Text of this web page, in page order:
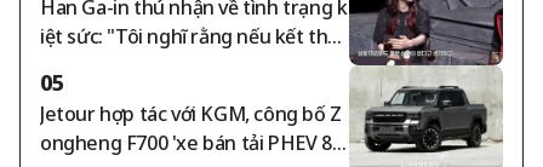
Han Ga-in thú nhận về tình trạng k
iệt sức: "Tôi nghĩ rằng nếu kết thúc
hông sao" [Phụ nữ tự do]
05
Jetour hợp tác với KGM, công bố Z
ongheng F700 'xe bán tải PHEV 89